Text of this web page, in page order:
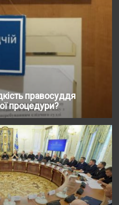
правосуддя
процедури?